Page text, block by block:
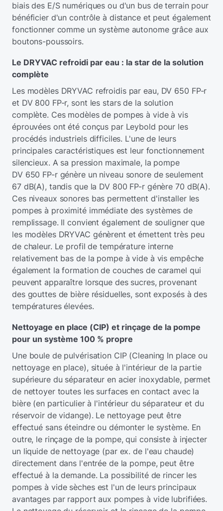
biais des E/S numériques ou d'un bus de terrain pour
bénéficier d'un contrôle à distance et peut également
fonctionner comme un système autonome grâce aux
boutons-poussoirs.
Le DRYVAC refroidi par eau : la star de la solution
complète
Les modèles DRYVAC refroidis par eau, DV 650 FP-r
et DV 800 FP-r, sont les stars de la solution
complète. Ces modèles de pompes à vide à vis
éprouvées ont été conçus par Leybold pour les
procédés industriels difficiles. L'une de leurs
principales caractéristiques est leur fonctionnement
silencieux. A sa pression maximale, la pompe
DV 650 FP-r génère un niveau sonore de seulement
67 dB(A), tandis que la DV 800 FP-r génère 70 dB(A).
Ces niveaux sonores bas permettent d'installer les
pompes à proximité immédiate des systèmes de
remplissage. Il convient également de souligner que
les modèles DRYVAC génèrent et émettent très peu
de chaleur. Le profil de température interne
relativement bas de la pompe à vide à vis empêche
également la formation de couches de caramel qui
peuvent apparaître lorsque des sucres, provenant
des gouttes de bière résiduelles, sont exposés à des
températures élevées.
Nettoyage en place (CIP) et rinçage de la pompe
pour un système 100 % propre
Une boule de pulvérisation CIP (Cleaning In place ou
nettoyage en place), située à l'intérieur de la partie
supérieure du séparateur en acier inoxydable, permet
de nettoyer toutes les surfaces en contact avec la
bière (en particulier à l'intérieur du séparateur et du
réservoir de vidange). Le nettoyage peut être
effectué sans éteindre ou démonter le système. En
outre, le rinçage de la pompe, qui consiste à injecter
un liquide de nettoyage (par ex. de l'eau chaude)
directement dans l'entrée de la pompe, peut être
effectué à la demande. La possibilité de rincer les
pompes à vide sèches est l'un de leurs principaux
avantages par rapport aux pompes à vide lubrifiées.